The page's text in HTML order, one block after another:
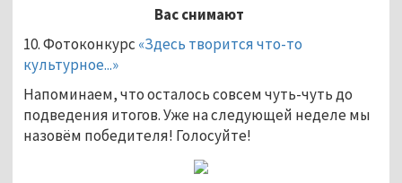
Вас снимают
10. Фотоконкурс «Здесь творится что-то
культурное...»
Напоминаем, что осталось совсем чуть-чуть до
подведения итогов. Уже на следующей неделе мы
назовём победителя! Голосуйте!